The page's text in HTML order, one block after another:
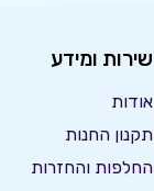
שירות ומידע
אודות
תקנון החנות
החלפות והחזרות